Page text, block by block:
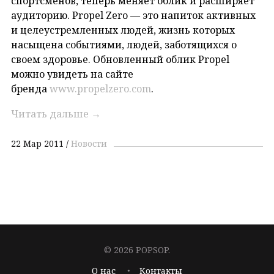
аудиторию. Propel Zero — это напиток активных
и целеустремленных людей, жизнь которых
насыщена событиями, людей, заботящихся о
своем здоровье. Обновленный облик Propel
можно увидеть на сайте
бренда www.propelzero.com.
Читать дальше →
22 Мар 2011 Новости
© 2026 POPSOP.
О нас
Контакты